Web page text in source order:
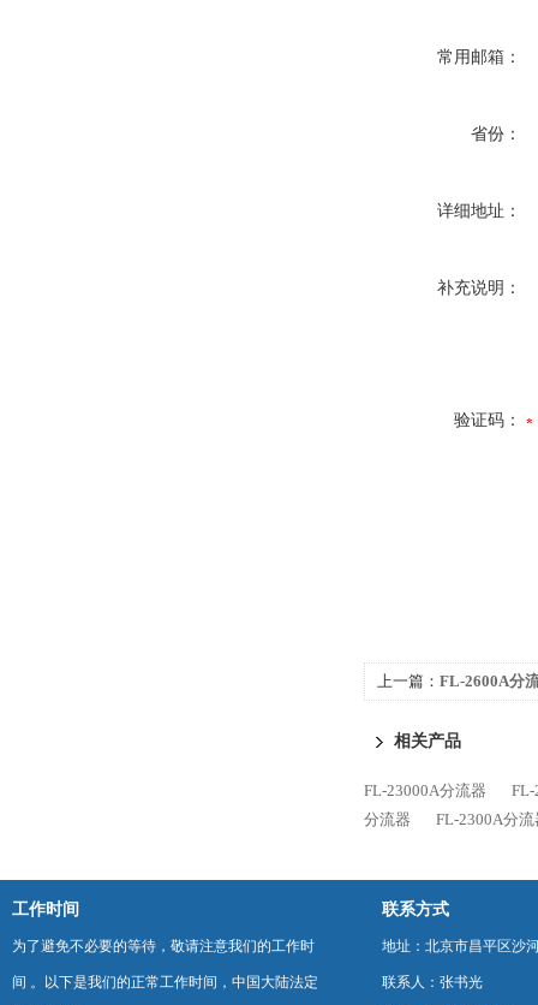
常用邮箱：
省份：
详细地址：
补充说明：
验证码：
上一篇： FL-2600A分
相关产品
FL-23000A分流器
FL-
分流器
FL-2300A分流
工作时间
为了避免不必要的等待，敬请注意我们的工作时
间 。以下是我们的正常工作时间，中国大陆法定
联系方式
地址：北京市昌平区沙
联系人：张书光